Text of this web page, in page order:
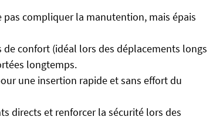
compliquer la manutention, mais épais
de confort (idéal lors des déplacements longs
longtemps.
une insertion rapide et sans effort du
directs et renforcer la sécurité lors des